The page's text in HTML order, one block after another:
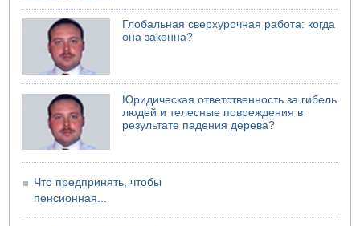
07.08.2026 19:14
Скончался водитель, врезавшийся в стену в
Иерусалиме
07.08.2026 17:57
Подозреваемый в домогательствах в хостеле - Гильбоа
Дахан
07.08.2026 17:55
Обнародовано имя полицейского, подозреваемого в
коррупционных отношениях с Йоавом Элиаси
для уклонистов-харедим
07.08.2026 17:48
В Иерусалиме водитель врезался в забор и серьезно
Глобальная сверхурочная работа: когда
она законна?
Юридическая ответственность за гибель
людей и телесные повреждения в
результате падения дерева?
Что предпринять, чтобы
пенсионная...